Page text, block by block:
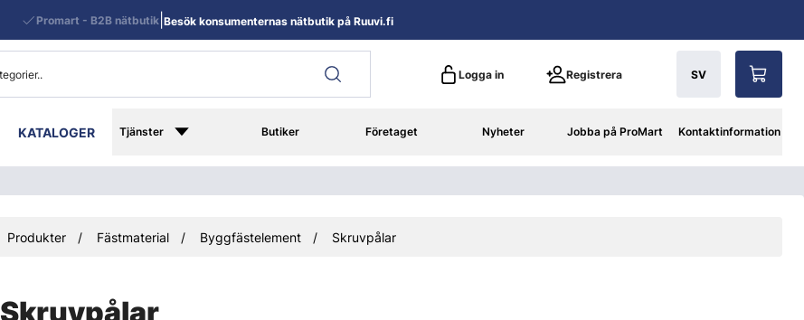
Logga in Registrera SV
KATALOGER Tjänster Butiker Företaget Nyheter Jobba på ProMart Kontaktinformation
Promart - B2B nätbutik Besök konsumenternas nätbutik på Ruuvi.fi
Produkter Fästmaterial Byggfästelement Skruvpålar
Skruvpålar